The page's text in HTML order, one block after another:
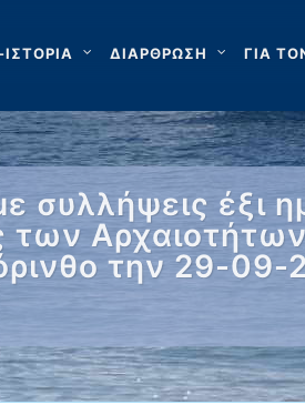
ΔΙΑΡΘΡΩΣΗ ΓΙΑ
συλλήψεις έξι
Αρχαιοτήτων
την 29-09-